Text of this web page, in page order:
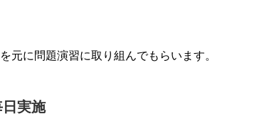
元に問題演習に取り組んでもらいます。
実施